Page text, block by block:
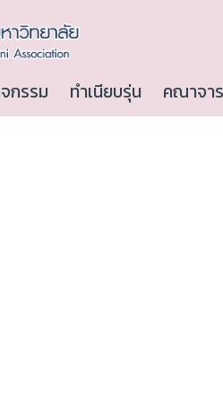
กรรม ทำเนียบรุ่น คณาจา